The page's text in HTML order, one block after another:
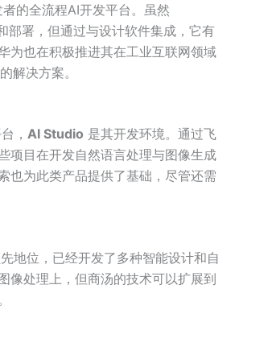
的全流程AI开发平台。虽然
署，但通过与设计软件集成，它有
为也在积极推进其在工业互联网领域
解决方案。
， AI Studio 是其开发环境。通过飞
项目在开发自然语言处理与图像生成
也为此类产品提供了基础，尽管还需
地位，已经开发了多种智能设计和自
像处理上，但商汤的技术可以扩展到